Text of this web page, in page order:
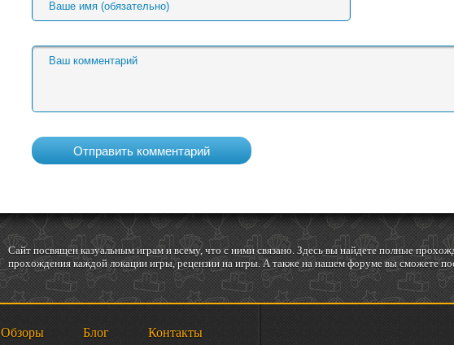
Cайт посвящен казуальным играм и всему, что с ними связано. Здесь вы найдете полные
прохождения каждой локации игры, рецензии на игры. А также на нашем форуме вы сможете
Обзоры Блог Контакты